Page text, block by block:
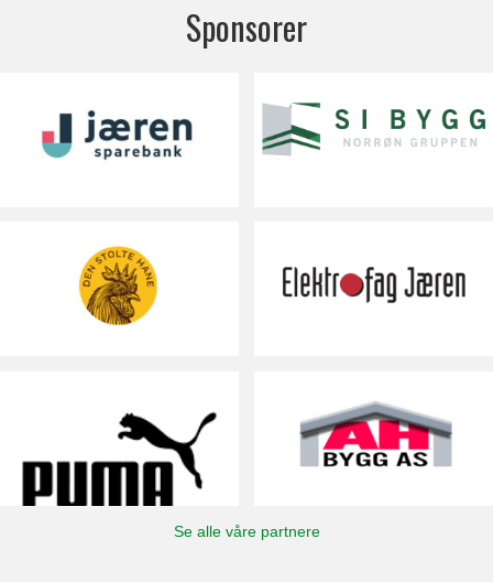
Sponsorer
Se alle våre partnere